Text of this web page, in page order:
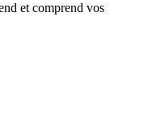
et comprend vos